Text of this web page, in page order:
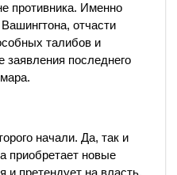
противника. Именно
отчасти
талибов и
последнего
начали. Да, так и
приобретает новые
и претендует на власть.